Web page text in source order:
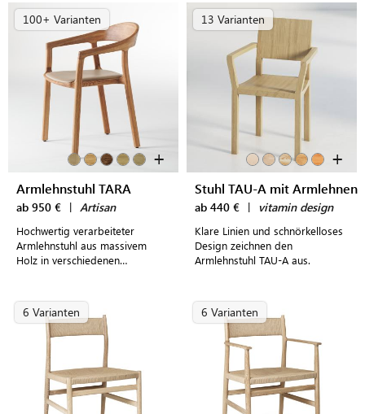
100+ Varianten
+
Armlehnstuhl TARA
ab 950 € | Artisan
Hochwertig verarbeiteter
Armlehnstuhl aus massivem
Holz in verschiedenen
Stapelfunktion
13 Varianten
+
Stuhl TAU-A mit Armlehnen
ab 440 € | vitamin design
Klare Linien und schnörkelloses
Design zeichnen den
Armlehnstuhl TAU-A aus.
6 Varianten 6 Varianten